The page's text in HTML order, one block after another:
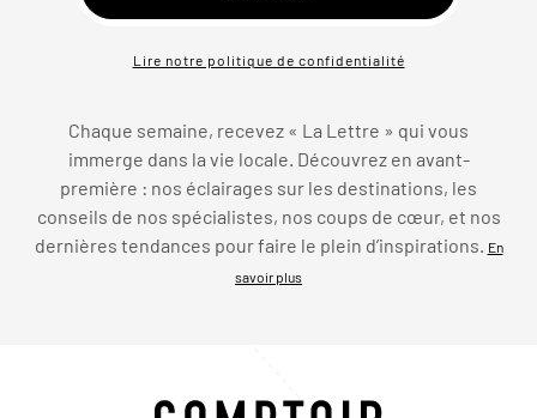
Lire notre politique de confidentialité
Chaque semaine, recevez « La Lettre » qui vous
immerge dans la vie locale. Découvrez en avant-
première : nos éclairages sur les destinations, les
conseils de nos spécialistes, nos coups de cœur, et nos
dernières tendances pour faire le plein d’inspirations. En
savoir plus